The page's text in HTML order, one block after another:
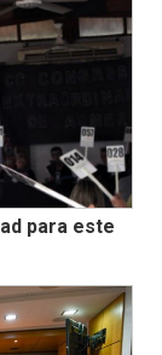
para este